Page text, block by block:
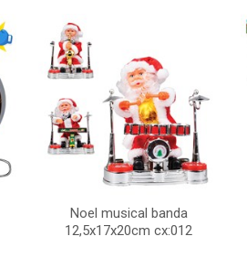
Noel musical banda
12,5x17x20cm cx:012